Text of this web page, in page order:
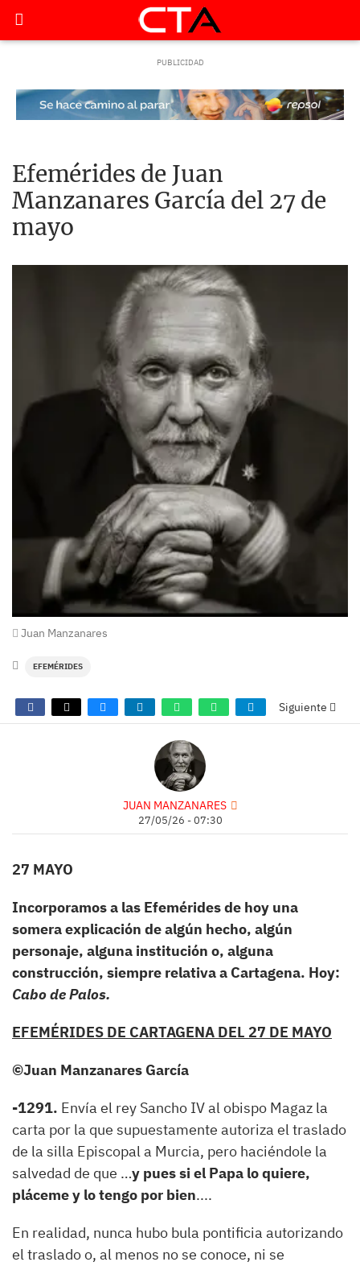
Efemérides de Juan
Manzanares García del 27 de
mayo
Juan Manzanares
EFEMÉRIDES
Siguiente
JUAN MANZANARES
27/05/26 - 07:30
27 MAYO
Incorporamos a las Efemérides de hoy una
somera explicación de algún hecho, algún
personaje, alguna institución o, alguna
construcción, siempre relativa a Cartagena. Hoy:
Cabo de Palos.
EFEMÉRIDES DE CARTAGENA DEL 27 DE MAYO
©Juan Manzanares García
-1291. Envía el rey Sancho IV al obispo Magaz la
carta por la que supuestamente autoriza el traslado
de la silla Episcopal a Murcia, pero haciéndole la
salvedad de que …y pues si el Papa lo quiere,
pláceme y lo tengo por bien....
En realidad, nunca hubo bula pontificia autorizando
el traslado o, al menos no se conoce, ni se